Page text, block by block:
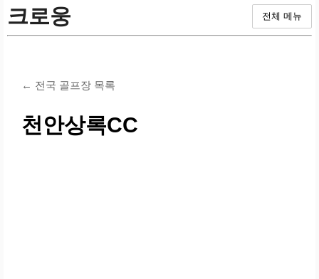
크로웅 전체 메뉴
← 전국 골프장 목록
천안상록CC